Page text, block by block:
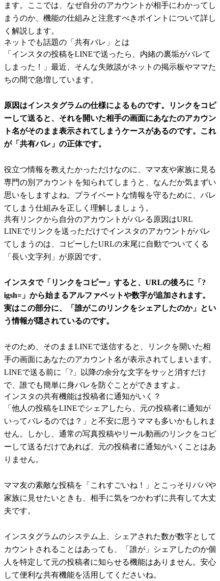
ます。ここでは、なぜ自分のアカウントが相手にわかってし
まうのか、機能の仕組みと注意すべきポイントについて詳し
く解説します。
ネットでも話題の「共有バレ」とは
「インスタの投稿をLINEで送ったら、内緒の裏垢がバレて
しまった！」最近、そんな失敗談がネットの掲示板やママた
ちの間で急増しています。
原因はインスタグラムの仕様によるものです。リンクをコピ
ーして送ると、それを開いた相手の画面にあなたのアカウン
ト名がそのまま表示されてしまうケースがあるのです。これ
が「共有バレ」の正体です。
役立つ情報を教えたかっただけなのに、ママ友や家族に見る
専門の別アカウントを知られてしまうと、なんだか気まずい
思いをしますよね。プライベートな情報を守るために、バレ
てしまう仕組みを正しく理解しましょう。
共有リンクから自分のアカウントがバレる原因はURL
LINEでリンクを送っただけでインスタのアカウントがバレ
てしまうのは、コピーしたURLの末尾に自動でついてくる
「長い文字列」が原因です。
インスタで「リンクをコピー」すると、URLの後ろに「?
igsh=」から始まるアルファベットや数字が追加されます。
実はこの部分に、「誰がこのリンクをシェアしたのか」とい
う情報が隠されているのです。
そのため、そのままLINEで送信すると、リンクを開いた相
手の画面にあなたのアカウント名が表示されてしまいます。
LINEで送る前に「?」以降の余分な文字をサッと消すだけ
で、誰でも簡単に身バレを防ぐことができますよ。
インスタの共有機能は投稿者に通知がいく？
「他人の投稿をLINEでシェアしたら、元の投稿者に通知が
いってバレるのでは？」と不安に思うママも多いかもしれま
せん。しかし、通常の写真投稿やリール動画のリンクをコピ
ーして送るだけであれば、元の投稿者に通知がいくことはあ
りません。
ママ友の素敵な投稿を「これすごいね！」とこっそりパパや
家族に見せたいときも、相手に気をつかわずに共有して大丈
夫です。
インスタグラムのシステム上、シェアされた数が数字として
カウントされることはあっても、「誰が」シェアしたのか個
人を特定して元の投稿者に知らせる機能はありません。安心
して便利な共有機能を活用してくださいね。